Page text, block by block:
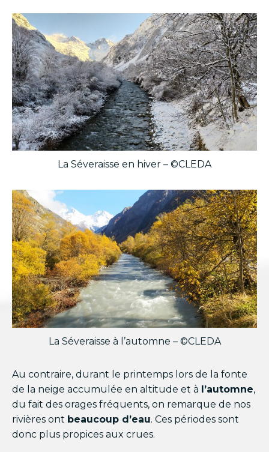
La Séveraisse en hiver – ©CLEDA
La Séveraisse à l’automne – ©CLEDA
Au contraire, durant le printemps lors de la fonte
de la neige accumulée en altitude et à l’automne,
du fait des orages fréquents, on remarque de nos
rivières ont beaucoup d’eau. Ces périodes sont
donc plus propices aux crues.